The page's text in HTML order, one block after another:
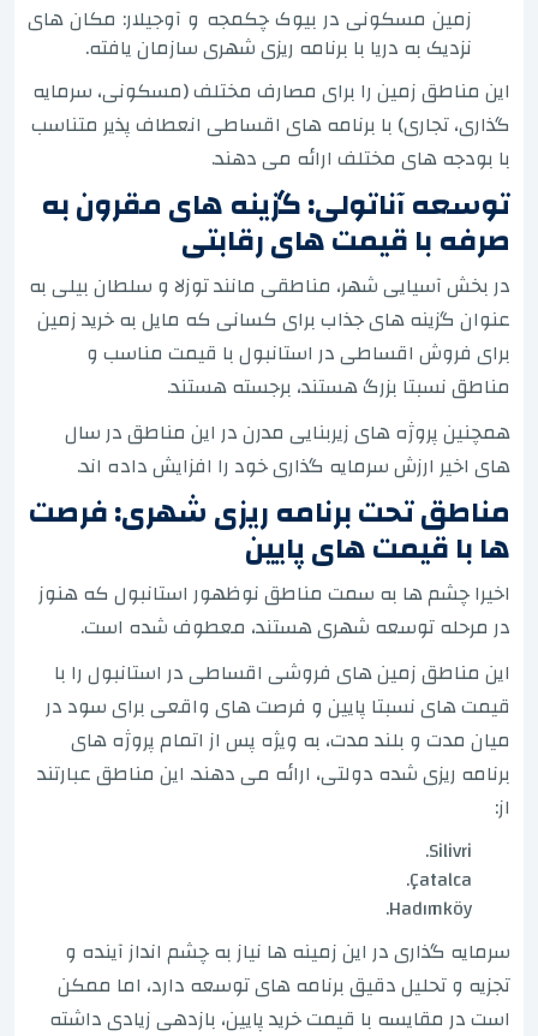
زمین مسکونی در بیوک چکمجه و آوجیلار: مکان های
نزدیک به دریا با برنامه ریزی شهری سازمان یافته.
این مناطق زمین را برای مصارف مختلف (مسکونی، سرمایه
گذاری، تجاری) با برنامه های اقساطی انعطاف پذیر متناسب
با بودجه های مختلف ارائه می دهند.
توسعه آناتولی: گزینه های مقرون به
صرفه با قیمت های رقابتی
در بخش آسیایی شهر، مناطقی مانند توزلا و سلطان بیلی به
عنوان گزینه های جذاب برای کسانی که مایل به خرید زمین
برای فروش اقساطی در استانبول با قیمت مناسب و
مناطق نسبتا بزرگ هستند، برجسته هستند.
همچنین پروژه های زیربنایی مدرن در این مناطق در سال
های اخیر ارزش سرمایه گذاری خود را افزایش داده اند.
مناطق تحت برنامه ریزی شهری: فرصت
ها با قیمت های پایین
اخیرا چشم ها به سمت مناطق نوظهور استانبول که هنوز
در مرحله توسعه شهری هستند، معطوف شده است.
این مناطق زمین های فروشی اقساطی در استانبول را با
قیمت های نسبتا پایین و فرصت های واقعی برای سود در
میان مدت و بلند مدت، به ویژه پس از اتمام پروژه های
برنامه ریزی شده دولتی، ارائه می دهند. این مناطق عبارتند
از:
Silivri.
Çatalca.
Hadımköy.
سرمایه گذاری در این زمینه ها نیاز به چشم انداز آینده و
تجزیه و تحلیل دقیق برنامه های توسعه دارد، اما ممکن
است در مقایسه با قیمت خرید پایین، بازدهی زیادی داشته